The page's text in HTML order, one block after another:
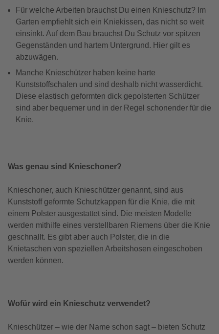
Für welche Arbeiten brauchst Du einen Knieschutz? Im
Garten empfiehlt sich ein Kniekissen, das nicht so weit
einsinkt. Auf dem Bau brauchst Du Schutz vor spitzen
Gegenständen und hartem Untergrund. Hier gilt es
abzuwägen.
Manche Knieschützer haben keine harte
Kunststoffschalen und sind deshalb nicht wasserdicht.
Diese elastisch geformten dick gepolsterten Schützer
sind aber bequemer und in der Regel schonender für die
Knie.
Was genau sind Knieschoner?
Knieschoner, auch Knieschützer genannt, sind aus
Kunststoff geformte Schutzkappen für die Knie, die mit
einem Polster ausgestattet sind. Die meisten Modelle
werden mithilfe eines verstellbaren Riemens über die Knie
geschnallt. Es gibt aber auch Polster, die in die
Knietaschen von speziellen Arbeitshosen eingeschoben
werden können.
Wofür wird ein Knieschutz verwendet?
Knieschützer – wie der Name schon sagt – bieten Schutz